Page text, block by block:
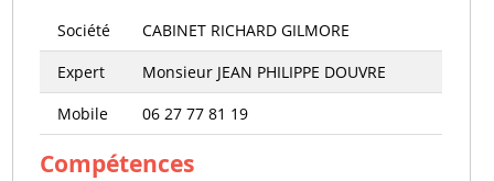
Société
CABINET RICHARD GILMORE
Expert
Monsieur JEAN PHILIPPE DOUVRE
Mobile
06 27 77 81 19
Compétences